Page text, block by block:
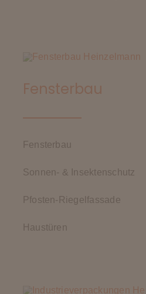
Fensterbau
Fensterbau
Sonnen- & Insektenschutz
Pfosten-Riegelfassade
Haustüren